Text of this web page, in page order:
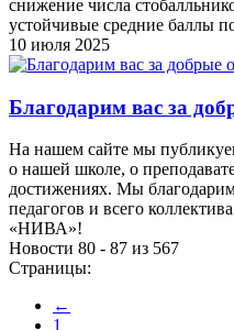
снижение числа
устойчивые средние баллы
10 июля 2025
Благодарим вас за
На нашем сайте мы
о нашей школе, о
достижениях. Мы
педагогов и всего
«НИВА»!
Новости 80 - 87 из 567
Страницы:
←
1